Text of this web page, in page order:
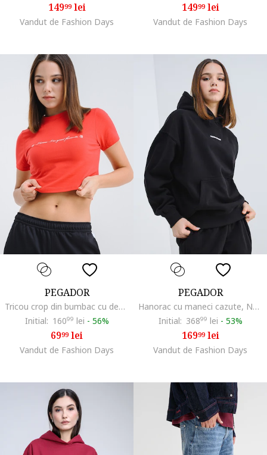
14999lei
Vandut de Fashion Days
14999lei
Vandut de Fashion Days
PEGADOR
Tricou crop din bumbac cu decolteu la baza gatului, Rosu
Initial: 16099 lei - 56%
6999lei
Vandut de Fashion Days
PEGADOR
Hanorac cu maneci cazute, Negru
Initial: 36899 lei - 53%
16999lei
Vandut de Fashion Days